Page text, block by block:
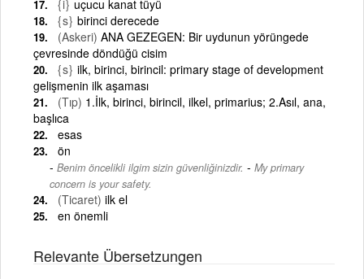
{i} uçucu kanat tüyü
{s} birinci derecede
(Askeri) ANA GEZEGEN: Bir uydunun yörüngede
çevresinde döndüğü cisim
{s} ilk, birinci, birincil: primary stage of development
gelişmenin ilk aşaması
(Tıp) 1.İlk, birinci, birincil, ilkel, primarius; 2.Asıl, ana,
başlıca
esas
ön
Benim öncelikli ilgim sizin güvenliğinizdir. - My primary
concern is your safety.
(Ticaret) ilk el
en önemli
Relevante Übersetzungen